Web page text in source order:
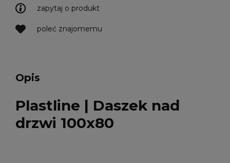
zapytaj o produkt
poleć znajomemu
Opis
Plastline | Daszek nad
drzwi 100x80